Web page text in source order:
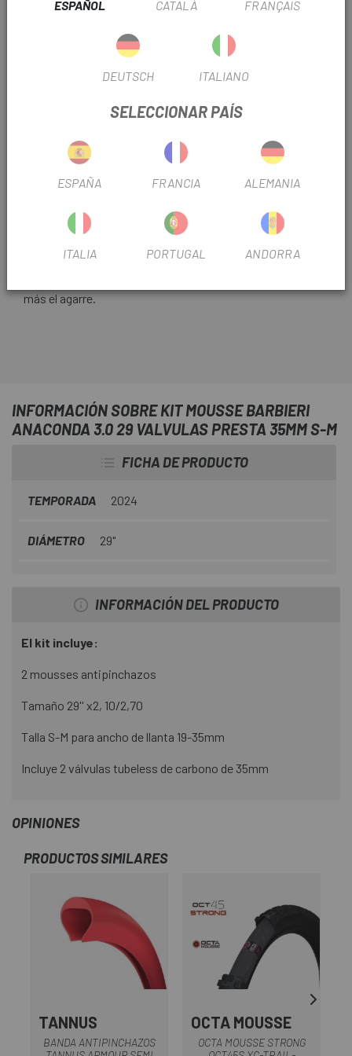
Escapatenemos todos los productos de la italiana
Kit Mousse Barbieri Anaconda 3.0 29 Válvulas Presta
neumáticos tubeless y tubeless ready, además permite
más el agarre.
INFORMACIÓN SOBRE KIT MOUSSE BARBIERI
ANACONDA 3.0 29 VALVULAS PRESTA 35MM S-M
FICHA DE PRODUCTO
TEMPORADA 2024
DIÁMETRO 29"
INFORMACIÓN DEL PRODUCTO
El kit incluye:
2 mousses antipinchazos
Tamaño 29'' x2, 10/2,70
Talla S-M para ancho de llanta 19-35mm
Incluye 2 válvulas tubeless de carbono de 35mm
OPINIONES
PRODUCTOS SIMILARES
TANNUS
BANDA ANTIPINCHAZOS
OCTA MOUSSE
OCTA MOUSSE STRONG
ESPAÑOL CATALÀ FRANÇAIS
DEUTSCH ITALIANO
SELECCIONAR PAÍS
ESPAÑA FRANCIA ALEMANIA
ITALIA PORTUGAL ANDORRA